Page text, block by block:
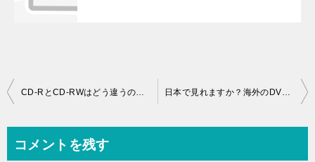
投稿ナビゲーション CD-RとCD-RWはどう違うのでしょうか 日本で見れますか？海外のDVDを！ その逆はどうですか？
コメントを残す